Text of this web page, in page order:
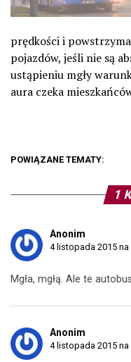
prędkości i
pojazdów, jeśli nie są
ustąpieniu mgły
aura czeka
POWIĄZANE TEMATY:
1
Anonim
4 listopada 2015 na
Mgła, mgłą. Ale te
Anonim
4 listopada 2015 na